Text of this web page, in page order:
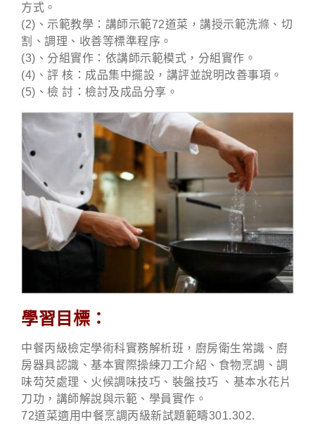
方式。
(2)、示範教學：講師示範72道菜，講授示範洗滌、切
割、調理、收善等標準程序。
(3)、分組實作：依講師示範模式，分組實作。
(4)、評 核：成品集中擺設，講評並說明改善事項。
(5)、檢 討：檢討及成品分享。
學習目標：
中餐丙級檢定學術科實務解析班，廚房衛生常識、廚
房器具認識、基本實際操練刀工介紹、食物烹調、調
味芶芡處理、火候調味技巧、裝盤技巧 、基本水花片
刀功，講師解說與示範、學員實作。
72道菜適用中餐烹調丙級新試題範疇301.302.